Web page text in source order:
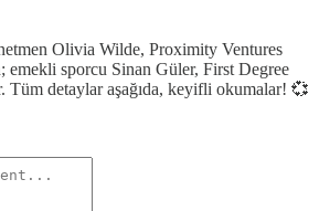
Olivia Wilde, Proximity Ventures
sporcu Sinan Güler, First Degree
detaylar aşağıda, keyifli okumalar! 💞